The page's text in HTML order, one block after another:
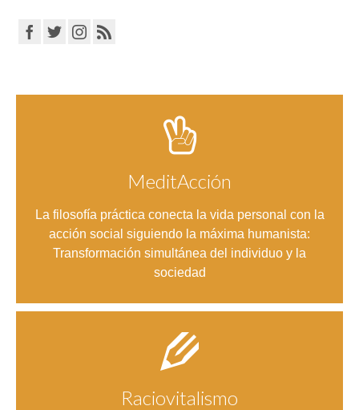
MeditAcción
La filosofía práctica conecta la vida personal con la
acción social siguiendo la máxima humanista:
Transformación simultánea del individuo y la
sociedad
Raciovitalismo